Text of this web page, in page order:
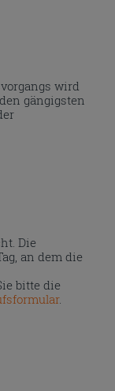
wird
gängigsten
Die
an dem die
bitte die
.